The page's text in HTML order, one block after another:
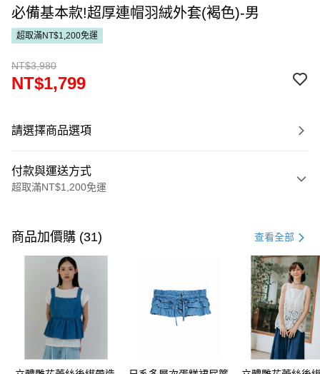
必備基本款!超厚連帽羽絨外套(褐色)-男
超取滿NT$1,200免運
NT$3,980
NT$1,799
請選擇商品選項
付款與運送方式
超取滿NT$1,200免運
信用卡一次付款
超商取貨付款
LINE Pay
Apple Pay
街口支付
悠遊付
商品加價購 (31) 查看全部